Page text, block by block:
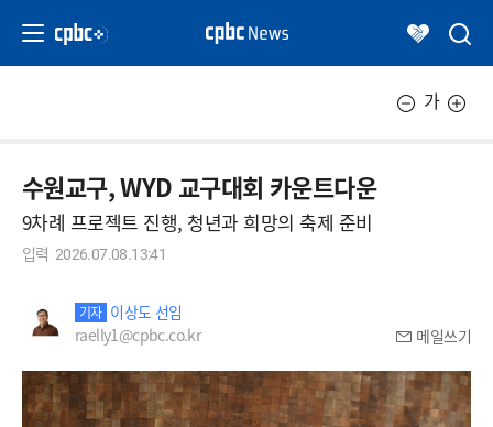
가
수원교구, WYD 교구대회 카운트다운
9차례 프로젝트 진행, 청년과 희망의 축제 준비
입력 2026.07.08.13:41
기자 이상도 선임
raelly1@cpbc.co.kr
메일쓰기